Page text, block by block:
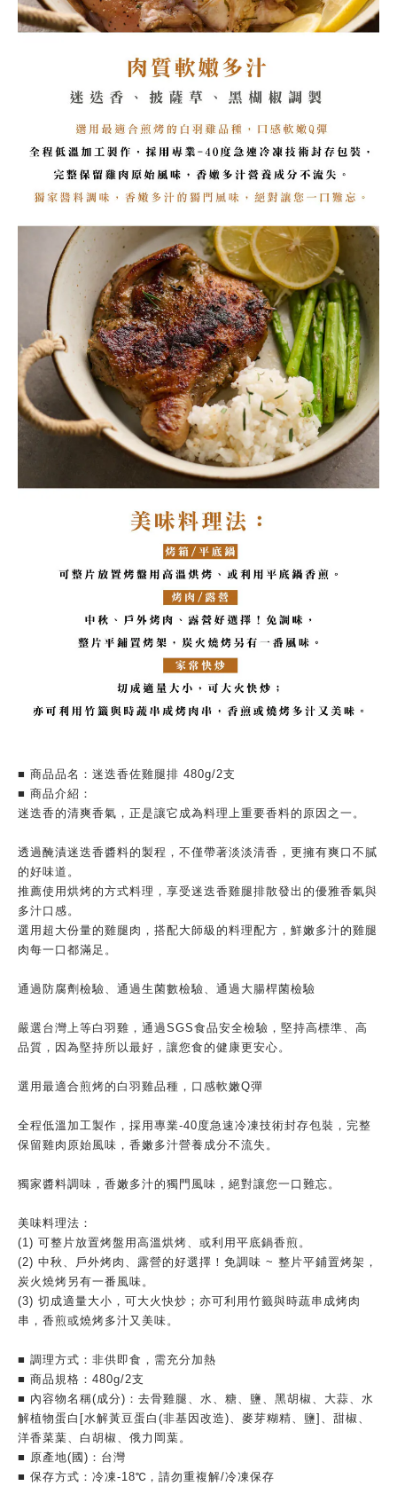
■ 商品品名：迷迭香佐雞腿排 480g/2支
■ 商品介紹：
迷迭香的清爽香氣，正是讓它成為料理上重要香料的原因之一。
透過醃漬迷迭香醬料的製程，不僅帶著淡淡清香，更擁有爽口不膩
的好味道。
推薦使用烘烤的方式料理，享受迷迭香雞腿排散發出的優雅香氣與
多汁口感。
選用超大份量的雞腿肉，搭配大師級的料理配方，鮮嫩多汁的雞腿
肉每一口都滿足。
通過防腐劑檢驗、通過生菌數檢驗、通過大腸桿菌檢驗
嚴選台灣上等白羽雞，通過SGS食品安全檢驗，堅持高標準、高
品質，因為堅持所以最好，讓您食的健康更安心。
選用最適合煎烤的白羽雞品種，口感軟嫩Q彈
全程低溫加工製作，採用專業-40度急速冷凍技術封存包裝，完整
保留雞肉原始風味，香嫩多汁營養成分不流失。
獨家醬料調味，香嫩多汁的獨門風味，絕對讓您一口難忘。
美味料理法：
(1) 可整片放置烤盤用高溫烘烤、或利用平底鍋香煎。
(2) 中秋、戶外烤肉、露營的好選擇！免調味 ~ 整片平鋪置烤架，
炭火燒烤另有一番風味。
(3) 切成適量大小，可大火快炒；亦可利用竹籤與時蔬串成烤肉
串，香煎或燒烤多汁又美味。
■ 調理方式：非供即食，需充分加熱
■ 商品規格：480g/2支
■ 內容物名稱(成分)：去骨雞腿、水、糖、鹽、黑胡椒、大蒜、水
解植物蛋白[水解黃豆蛋白(非基因改造)、麥芽糊精、鹽]、甜椒、
洋香菜葉、白胡椒、俄力岡葉。
■ 原產地(國)：台灣
■ 保存方式：冷凍-18℃，請勿重複解/冷凍保存